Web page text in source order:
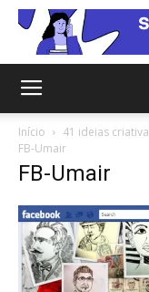
Início
41 ideias
FB-Umair
FB-Umair